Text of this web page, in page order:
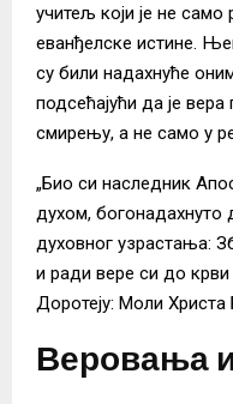
учитељ који је не
еванђелске истине.
су били надахнуће
подсећајући да је вера
смирењу, а не само у
„Био си наследник
духом,
духовног узрастања:
и ради вере си до
Доротеју: Моли
Веровања